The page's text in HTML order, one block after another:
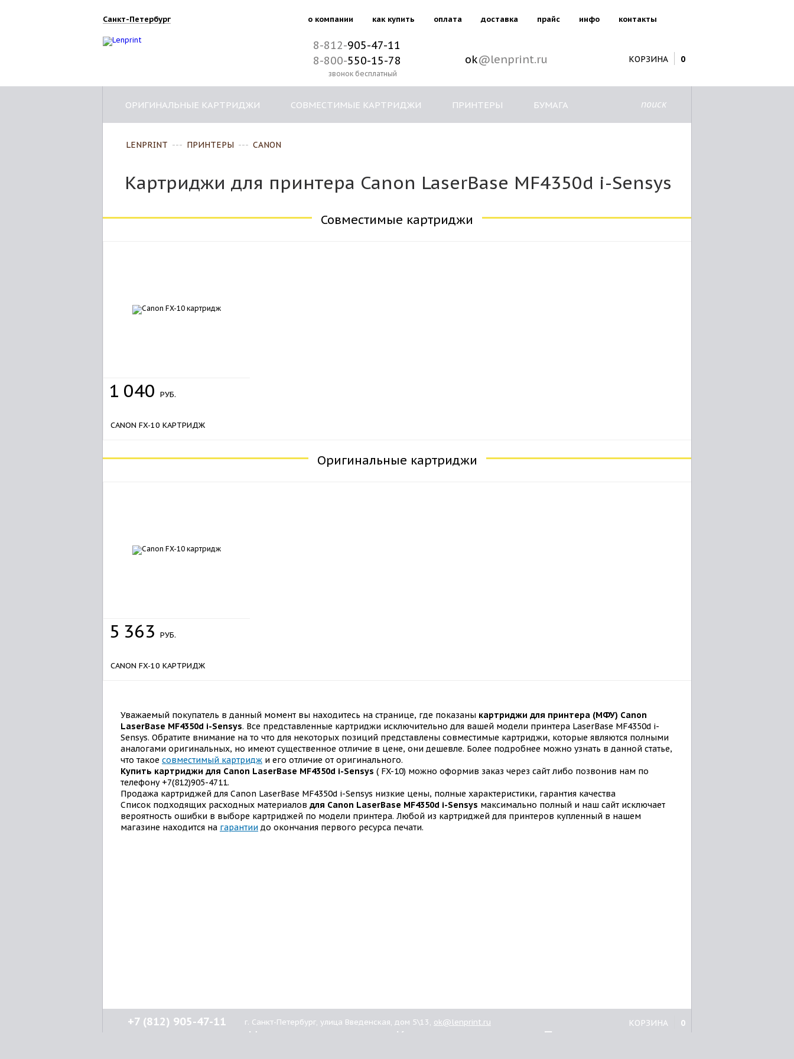
о компании как купить оплата доставка прайс инфо контакты
Санкт-Петербург
8-812-905-47-11
8-800-550-15-78
звонок бесплатный
ok@lenprint.ru КОРЗИНА 0
поиск
ОРИГИНАЛЬНЫЕ КАРТРИДЖИ СОВМЕСТИМЫЕ КАРТРИДЖИ ПРИНТЕРЫ БУМАГА
LENPRINT --- ПРИНТЕРЫ --- CANON
Картриджи для принтера Canon LaserBase MF4350d i-Sensys
Совместимые картриджи
1 040 РУБ.
CANON FX-10 КАРТРИДЖ
Оригинальные картриджи
5 363 РУБ.
CANON FX-10 КАРТРИДЖ
Уважаемый покупатель в данный момент вы находитесь на странице, где показаны картриджи для принтера (МФУ) Canon
LaserBase MF4350d i-Sensys. Все представленные картриджи исключительно для вашей модели принтера LaserBase MF4350d i-
Sensys. Обратите внимание на то что для некоторых позиций представлены совместимые картриджи, которые являются полными
аналогами оригинальных, но имеют существенное отличие в цене, они дешевле. Более подробнее можно узнать в данной статье,
что такое совместимый картридж и его отличие от оригинального.
Купить картриджи для Canon LaserBase MF4350d i-Sensys ( FX-10) можно оформив заказ через сайт либо позвонив нам по
телефону +7(812)905-4711.
Продажа картриджей для Canon LaserBase MF4350d i-Sensys низкие цены, полные характеристики, гарантия качества
Список подходящих расходных материалов для Canon LaserBase MF4350d i-Sensys максимально полный и наш сайт исключает
вероятность ошибки в выборе картриджей по модели принтера. Любой из картриджей для принтеров купленный в нашем
магазине находится на гарантии до окончания первого ресурса печати.
Принтеры
Картриджи
Нашим
КОРЗИНА 0
+7 (812) 905-47-11 г. Санкт-Петербург, улица Введенская, дом 5\13, ok@lenprint.ru